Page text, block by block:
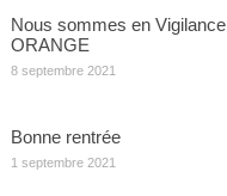
Nous sommes en Vigilance
ORANGE
8 septembre 2021
Bonne rentrée
1 septembre 2021